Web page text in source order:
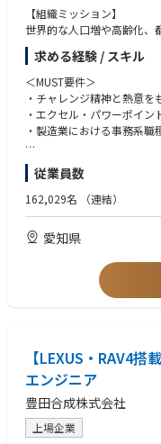
いずれかの経験
・上記開発におけるチーム
職種③
概ね３年以上の経験、もし
＜MUST＞
・情報通信に関わるデバイ
・上記開発経験における
＜WANT＞
・車載ECU開発におけるソ
・ゲートウェイ、ルータ、
フトウェア開発の経験
・通信モジュール、チッ
・上記開発におけるチー
【組織ミッション】
世界的な人口増や高齢化、
も、脱炭素対応や交通事故
oT・AIの進化とあいまって
いソリューションの実装が
業グループでは、社会とお
クス技術の融合や半導体技
います。
電動化、ADADAS領域に
業戦略の立案・推進と、製
業採算に貢献します。（詳
【業務の詳細】
し、技術部・製造部など
報収集と分析をとおして
ます。
3. 目標売価から目標原価を
す。 設計仕様に基づく原
費（製造部、他）の改善の
トリーダーとして推進します
求める経験 / スキル
＜MUST要件＞
・チャレンジ精神と熱意
・エクセル・パワーポイン
・製造業における事務系
＜WANT要件＞
・主体的に考えて、自律的
・関係者を巻き込みながら
・企画提案力、構想力のあ
・戦略思考、論理的思考の
・製造業での原価管理経
・モノづくりの基礎知識
従業員数
162,029名 （連結）
愛知県
【LEXUS・RAV4
エンジニア
豊田合成株式会社
上場企業